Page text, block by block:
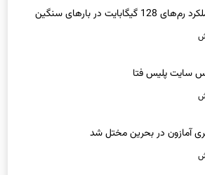
گیگابایت در بارهای سنگین
سایت پلیس فتا
آمازون در بحرین مختل شد